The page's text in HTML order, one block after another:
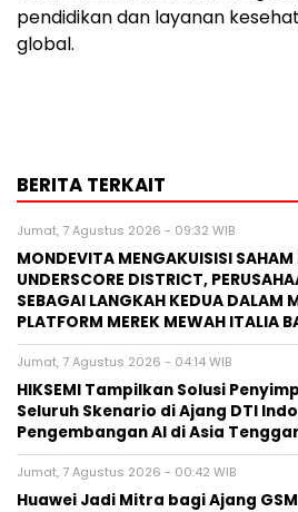
pendidikan dan layanan
global.
BERITA TERKAIT
Jumat, 7 Agustus 2026 - 09:32 WIB
MONDEVITA MENGAKUISISI
UNDERSCORE DISTRICT,
SEBAGAI LANGKAH KEDUA DALAM
PLATFORM MEREK MEWAH ITALIA
Jumat, 7 Agustus 2026 - 04:14 WIB
HIKSEMI Tampilkan Solusi
Seluruh Skenario di Ajang DTI
Pengembangan AI di Asia
Jumat, 7 Agustus 2026 - 00:42 WIB
Huawei Jadi Mitra bagi Ajang